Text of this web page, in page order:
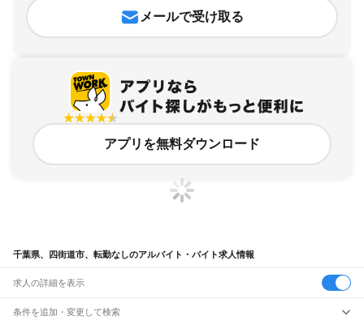
メールで受け取る
アプリを無料ダウンロード
千葉県、四街道市、転勤なしのアルバイト・バイト求人情報
求人の詳細を表示
条件を追加・変更して検索